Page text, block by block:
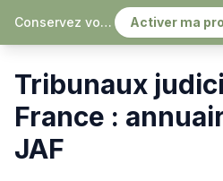
Conservez vos échanges, sereinement Activer ma
Accueil › Tribunaux judiciaires
Tribunaux
France :
JAF